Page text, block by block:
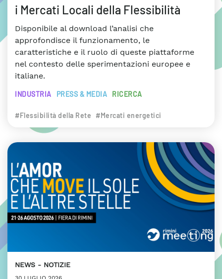
i Mercati Locali della Flessibilità
Disponibile al download l’analisi che
approfondisce il funzionamento, le
caratteristiche e il ruolo di queste piattaforme
nel contesto delle sperimentazioni europee e
italiane.
INDUSTRIA PRESS & MEDIA RICERCA
#Flessibilità della Rete #Mercati energetici
NEWS NOTIZIE